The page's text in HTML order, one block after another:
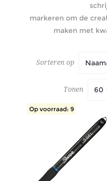
markeren om de
maken met
Sorteren op
Tonen
Op voorraad: 9